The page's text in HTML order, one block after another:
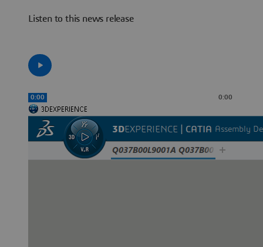
Listen to this news release
0:00 0:00